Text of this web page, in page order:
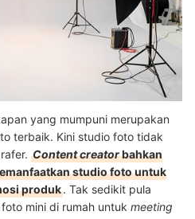
yang mumpuni merupakan
terbaik. Kini studio foto tidak
Content creatorbahkan
studio foto untuk
produk. Tak sedikit pula
mini di rumah untuk meeting